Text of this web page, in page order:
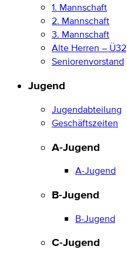
1. Mannschaft
2. Mannschaft
3. Mannschaft
Alte Herren – Ü32
Seniorenvorstand
Jugend
Jugendabteilung
Geschäftszeiten
A-Jugend
A-Jugend
B-Jugend
B-Jugend
C-Jugend